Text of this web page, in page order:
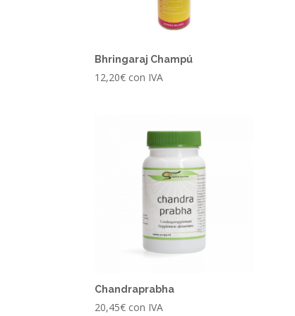
Bhringaraj Champú
12,20€ con IVA
Chandraprabha
20,45€ con IVA